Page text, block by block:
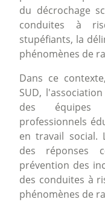
du décrochage
conduites à
stupéfiants, la
phénomènes de
Dans ce
SUD,
des équipes
professionnels
en travail social.
des réponses
prévention des
des conduites à
phénomènes de